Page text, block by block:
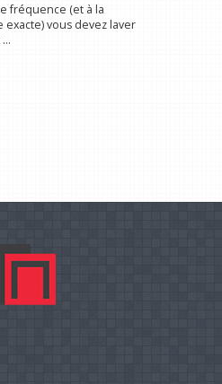
fréquence (et à la
vous devez laver